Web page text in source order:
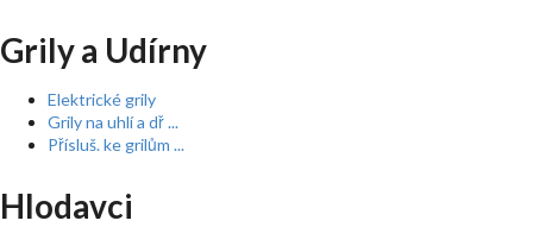
Grily a Udírny
Elektrické grily
Grily na uhlí a dř ...
Přísluš. ke grilům ...
Hlodavci